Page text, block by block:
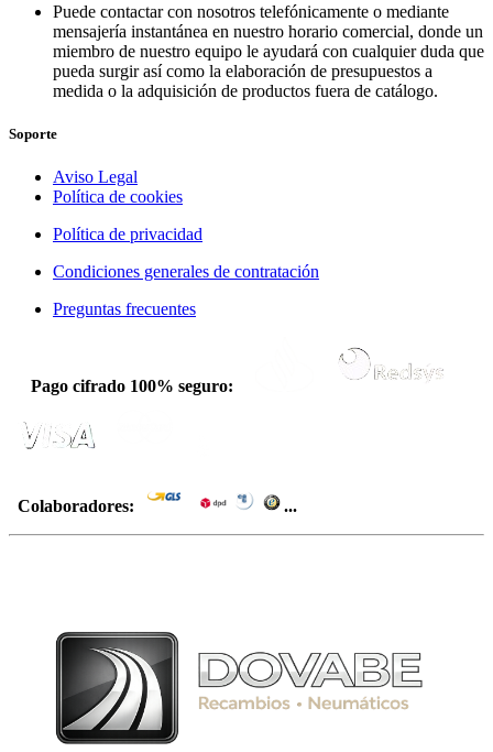
Puede contactar con nosotros telefónicamente o mediante
mensajería instantánea en nuestro horario comercial, donde un
miembro de nuestro equipo le ayudará con cualquier duda que
pueda surgir así como la elaboración de presupuestos a
medida o la adquisición de productos fuera de catálogo.
Soporte
Aviso Legal
Política de cookies
Política de privacidad
Condiciones generales de contratación
Preguntas frecuentes
Pago cifrado 100% seguro:
Colaboradores: ...